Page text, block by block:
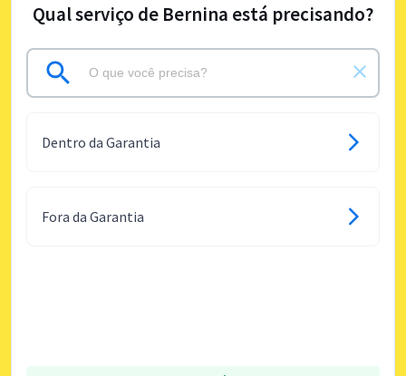
Qual serviço de Bernina está precisando?
Dentro da Garantia
Fora da Garantia